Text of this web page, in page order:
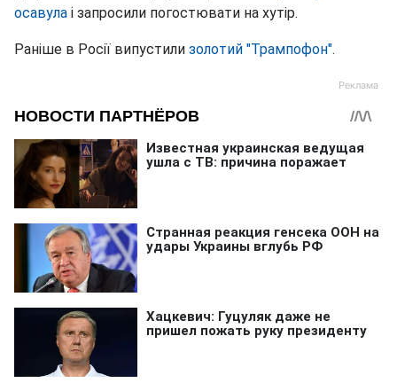
осавула і запросили погостювати на хутір.
Раніше в Росії випустили золотий "Трампофон".